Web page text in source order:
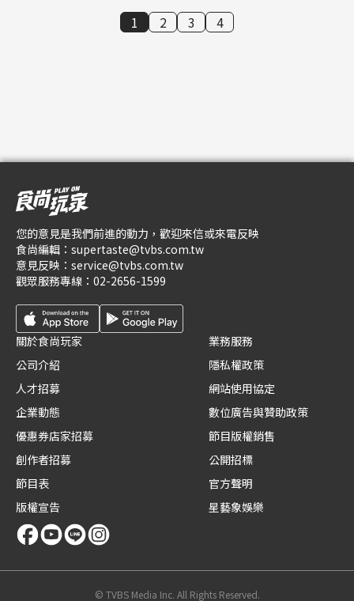
1 2 3 4
您的意見是我們前進的動力，歡迎來信或來電反映
食尚編輯： supertaste@tvbs.com.tw
意見反映： service@tvbs.com.tw
觀眾服務專線： 02-2656-1599
關於食尚玩家
公司介紹
人才招募
企業動態
優惠券店家招募
創作者招募
節目表
版權宣告
業務服務
隱私權政策
網站使用協定
數位廣告與贊助政策
節目版權銷售
公開招標
官方聲明
星藝象娛樂
© TVBS Media Inc. All Rights Reserved.